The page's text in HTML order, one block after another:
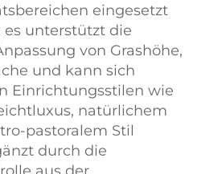
eingesetzt
unterstützt die
von Grashöhe,
und kann sich
Einrichtungsstilen wie
natürlichem
pastoralem Stil
durch die